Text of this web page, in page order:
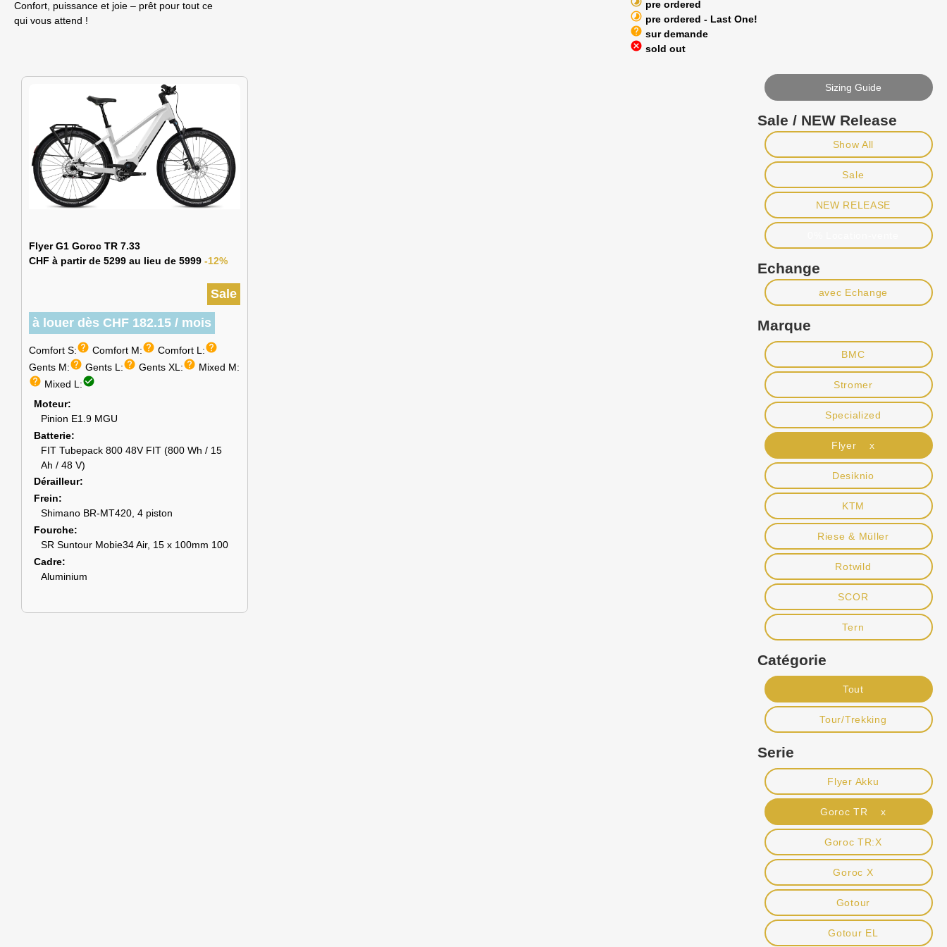
Confort, puissance et joie – prêt pour tout ce
qui vous attend !
pre ordered
timelapse pre ordered - Last One!
help sur demande
cancel sold out
Flyer G1 Goroc TR 7.33
CHF à partir de 5299 au lieu de 5999 -12%
Sale
à louer dès CHF 182.15 / mois
Comfort S:help Comfort M:help Comfort L:help
Gents M:help Gents L:help Gents XL:help Mixed M:
help Mixed L:check_circle
Moteur
Pinion E1.9 MGU
Batterie
FIT Tubepack 800 48V FIT (800 Wh / 15
Ah / 48 V)
Dérailleur
Frein
Shimano BR-MT420, 4 piston
Fourche
SR Suntour Mobie34 Air, 15 x 100mm 100
Cadre
Aluminium
Sizing Guide
Sale / NEW Release
Show All
Sale
NEW RELEASE
Echange
avec Echange
Marque
BMC
Stromer
Specialized
Flyer x
Desiknio
KTM
Riese & Müller
Rotwild
SCOR
Tern
Catégorie
Tout
Tour/Trekking
Serie
Flyer Akku
Goroc TR x
Goroc TR:X
Goroc X
Gotour
Gotour EL